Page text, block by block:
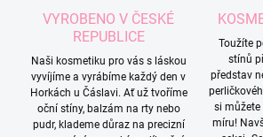
VYROBENO V ČESKÉ
REPUBLICE
Naši kosmetiku pro vás s láskou
vyvíjíme a vyrábíme každý den v
Horkách u Čáslavi. Ať už tvoříme
oční stíny, balzám na rty nebo
pudr, klademe důraz na precizní
Toužíte
stínů
představ
si
míru!